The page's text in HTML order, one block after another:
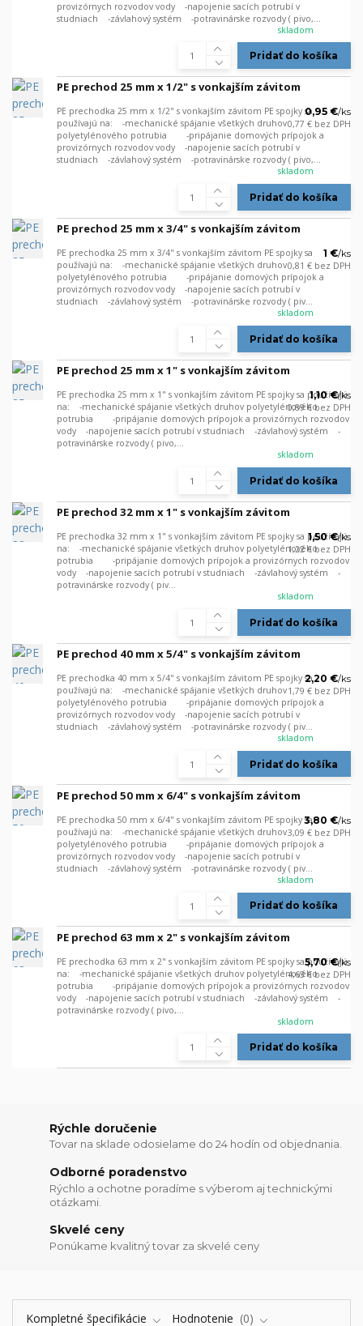
provizórnych rozvodov vody -napojenie sacích potrubí v
studniach -závlahový systém -potravinárske rozvody ( pivo,...
skladom
Pridať do košíka
PE prechod 25 mm x 1/2" s vonkajším závitom
PE prechodka 25 mm x 1/2" s vonkajším závitom PE spojky sa
používajú na: -mechanické spájanie všetkých druhov
polyetylénového potrubia -pripájanie domových prípojok a
provizórnych rozvodov vody -napojenie sacích potrubí v
studniach -závlahový systém -potravinárske rozvody ( pivo,...
0,95 €/ks
0,77 € bez DPH
skladom
Pridať do košíka
PE prechod 25 mm x 3/4" s vonkajším závitom
PE prechodka 25 mm x 3/4" s vonkajším závitom PE spojky sa
používajú na: -mechanické spájanie všetkých druhov
polyetylénového potrubia -pripájanie domových prípojok a
provizórnych rozvodov vody -napojenie sacích potrubí v
studniach -závlahový systém -potravinárske rozvody ( piv...
1 €/ks
0,81 € bez DPH
skladom
Pridať do košíka
PE prechod 25 mm x 1" s vonkajším závitom
PE prechodka 25 mm x 1" s vonkajším závitom PE spojky sa používajú
na: -mechanické spájanie všetkých druhov polyetylénového
potrubia -pripájanie domových prípojok a provizórnych rozvodov
vody -napojenie sacích potrubí v studniach -závlahový systém -
potravinárske rozvody ( pivo,...
1,10 €/ks
0,89 €bez DPH
skladom
Pridať do košíka
PE prechod 32 mm x 1" s vonkajším závitom
PE prechodka 32 mm x 1" s vonkajším závitom PE spojky sa používajú
na: -mechanické spájanie všetkých druhov polyetylénového
potrubia -pripájanie domových prípojok a provizórnych rozvodov
vody -napojenie sacích potrubí v studniach -závlahový systém -
potravinárske rozvody ( piv...
1,50 €/ks
1,22 €bez DPH
skladom
Pridať do košíka
PE prechod 40 mm x 5/4" s vonkajším závitom
PE prechodka 40 mm x 5/4" s vonkajším závitom PE spojky sa
používajú na: -mechanické spájanie všetkých druhov
polyetylénového potrubia -pripájanie domových prípojok a
provizórnych rozvodov vody -napojenie sacích potrubí v
studniach -závlahový systém -potravinárske rozvody ( piv...
2,20 €/ks
1,79 € bez DPH
skladom
Pridať do košíka
PE prechod 50 mm x 6/4" s vonkajším závitom
PE prechodka 50 mm x 6/4" s vonkajším závitom PE spojky sa
používajú na: -mechanické spájanie všetkých druhov
polyetylénového potrubia -pripájanie domových prípojok a
provizórnych rozvodov vody -napojenie sacích potrubí v
studniach -závlahový systém -potravinárske rozvody ( piv...
3,80 €/ks
3,09 € bez DPH
skladom
Pridať do košíka
PE prechod 63 mm x 2" s vonkajším závitom
PE prechodka 63 mm x 2" s vonkajším závitom PE spojky sa používajú
na: -mechanické spájanie všetkých druhov polyetylénového
potrubia -pripájanie domových prípojok a provizórnych rozvodov
vody -napojenie sacích potrubí v studniach -závlahový systém -
potravinárske rozvody ( pivo,...
5,70 €/ks
4,63 €bez DPH
skladom
Pridať do košíka
Rýchle doručenie
Tovar na sklade odosielame do 24 hodín od objednania.
Odborné poradenstvo
Rýchlo a ochotne poradíme s výberom aj technickými
otázkami.
Skvelé ceny
Ponúkame kvalitný tovar za skvelé ceny
Kompletné špecifikácie Hodnotenie 0